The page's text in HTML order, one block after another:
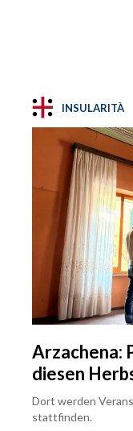
INSULARITÀ
Arzachena:
diesen
Dort werden
stattfinden.